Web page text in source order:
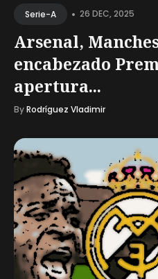
Serie-A • 26 DEC, 2025
Arsenal,
encabezado
apertura...
ByRodríguez Vladimir